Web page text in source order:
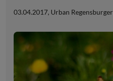
03.04.2017, Urban Regensburger